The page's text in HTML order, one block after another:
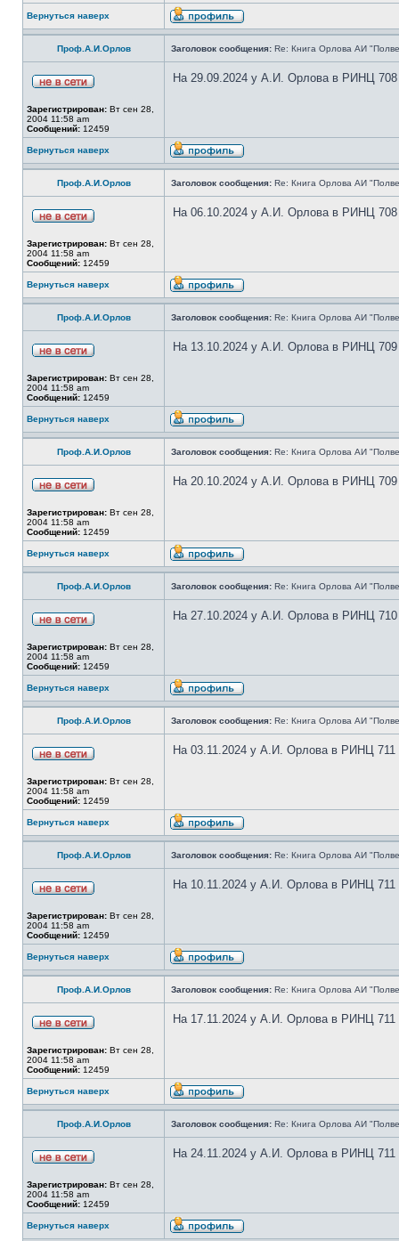
Вернуться наверх
Проф.А.И.Орлов Заголовок сообщения: Re: Книга Орлова АИ
Зарегистрирован: Вт сен 28,
2004 11:58 am
Сообщений: 12459
На 29.09.2024 у А.И. Орлова в РИНЦ 708
Вернуться наверх
Проф.А.И.Орлов Заголовок сообщения: Re: Книга Орлова АИ
Зарегистрирован: Вт сен 28,
2004 11:58 am
Сообщений: 12459
На 06.10.2024 у А.И. Орлова в РИНЦ 708
Вернуться наверх
Проф.А.И.Орлов Заголовок сообщения: Re: Книга Орлова АИ
Зарегистрирован: Вт сен 28,
2004 11:58 am
Сообщений: 12459
На 13.10.2024 у А.И. Орлова в РИНЦ 709
Вернуться наверх
Проф.А.И.Орлов Заголовок сообщения: Re: Книга Орлова АИ
Зарегистрирован: Вт сен 28,
2004 11:58 am
Сообщений: 12459
На 20.10.2024 у А.И. Орлова в РИНЦ 709
Вернуться наверх
Проф.А.И.Орлов Заголовок сообщения: Re: Книга Орлова АИ
Зарегистрирован: Вт сен 28,
2004 11:58 am
Сообщений: 12459
На 27.10.2024 у А.И. Орлова в РИНЦ 710
Вернуться наверх
Проф.А.И.Орлов Заголовок сообщения: Re: Книга Орлова АИ
Зарегистрирован: Вт сен 28,
2004 11:58 am
Сообщений: 12459
На 03.11.2024 у А.И. Орлова в РИНЦ 711
Вернуться наверх
Проф.А.И.Орлов Заголовок сообщения: Re: Книга Орлова АИ
Зарегистрирован: Вт сен 28,
2004 11:58 am
Сообщений: 12459
На 10.11.2024 у А.И. Орлова в РИНЦ 711
Вернуться наверх
Проф.А.И.Орлов Заголовок сообщения: Re: Книга Орлова АИ
Зарегистрирован: Вт сен 28,
2004 11:58 am
Сообщений: 12459
На 17.11.2024 у А.И. Орлова в РИНЦ 711
Вернуться наверх
Проф.А.И.Орлов Заголовок сообщения: Re: Книга Орлова АИ
Зарегистрирован: Вт сен 28,
2004 11:58 am
Сообщений: 12459
На 24.11.2024 у А.И. Орлова в РИНЦ 711
Вернуться наверх